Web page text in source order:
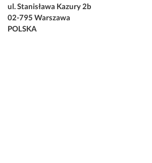
ul. Stanisława Kazury 2b
02-795 Warszawa
POLSKA